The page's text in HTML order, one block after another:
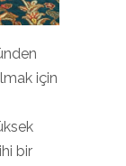
için
bir